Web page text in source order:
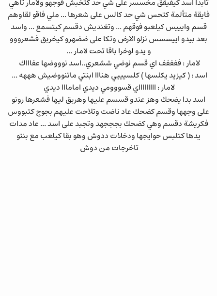
تابدا اسد كيفيقق مخسسر على شي حد كتخبش فوجهو ولامار تاهي
فايقة متألمة كتحس شي حد كالس على شعرها ... ملي فاقو لقاوهم
قسم وايييس كيلعبو فوقهم ... وتغنديش دقسم كيتسمع ... واسد
بعد بيدو اييسسس نزلو الارض وتكا على ضضهرو كيخربق فشعرووو
و يدو لوخرا باقا تحت لامار ...
لامار : ففففف اي قسم نوضي ششعري..اسد نوووضها عفاااك
اسد : ( كيزيد يكلسها ) كلسيييي هنااا ابنتي ماتنووضيش هههه ...
لامار : اااااااااي قسووومي ديدي امامااا ديدي
اسد بدا يضحك وهز عندو قسسم عليها وهربق ليها فشعرها رونو
على وجهها وقسم كضحك عاد ناضت وتلاحت عليهم بجوج كتبووس
فكريشة دقسم وهي كضحك بجججهد وتجبد على اسد ... عاد مدات
يدها كتلبس حوايجها ودخلات ددوش وهو بقا كيلعب مع بنتو
تاخرجات من دوش